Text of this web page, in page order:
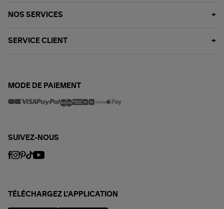
NOS SERVICES
SERVICE CLIENT
MODE DE PAIEMENT
SUIVEZ-NOUS
TÉLÉCHARGEZ L'APPLICATION